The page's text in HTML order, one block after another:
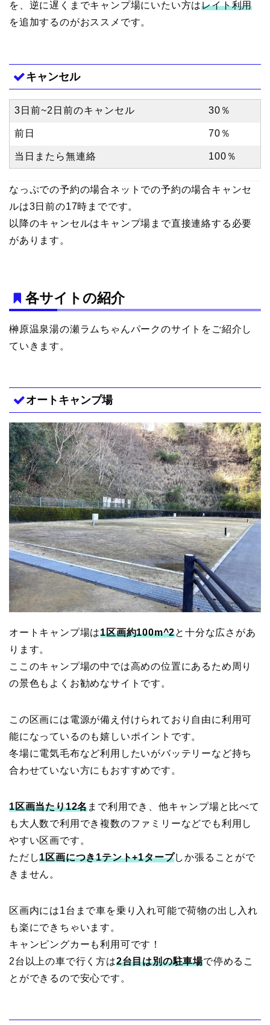
を、逆に遅くまでキャンプ場にいたい方はレイト利用
を追加するのがおススメです。
キャンセル
3日前~2日前のキャンセル 30％
前日 70％
当日またら無連絡 100％
なっぷでの予約の場合ネットでの予約の場合キャンセ
ルは3日前の17時までです。
以降のキャンセルはキャンプ場まで直接連絡する必要
があります。
各サイトの紹介
榊原温泉湯の瀬ラムちゃんパークのサイトをご紹介し
ていきます。
オートキャンプ場
オートキャンプ場は1区画約100m^2と十分な広さがあ
ります。
ここのキャンプ場の中では高めの位置にあるため周り
の景色もよくお勧めなサイトです。
この区画には電源が備え付けられており自由に利用可
能になっているのも嬉しいポイントです。
冬場に電気毛布など利用したいがバッテリーなど持ち
合わせていない方にもおすすめです。
1区画当たり12名まで利用でき、他キャンプ場と比べて
も大人数で利用でき複数のファミリーなどでも利用し
やすい区画です。
ただし1区画につき1テント+1タープしか張ることがで
きません。
区画内には1台まで車を乗り入れ可能で荷物の出し入れ
も楽にできちゃいます。
キャンピングカーも利用可です！
2台以上の車で行く方は2台目は別の駐車場で停めるこ
とができるので安心です。